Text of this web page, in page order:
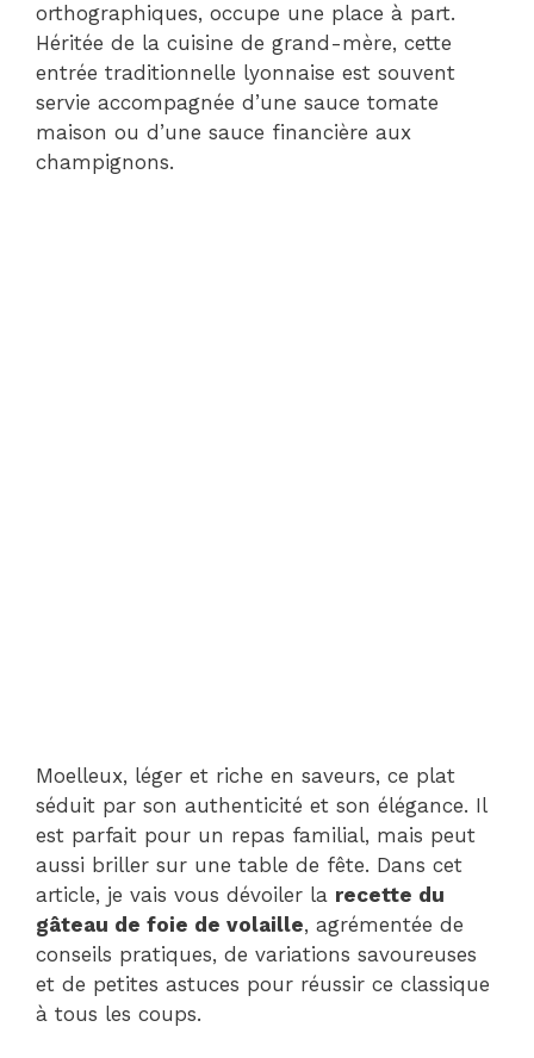
orthographiques, occupe une place à part.
Héritée de la cuisine de grand-mère, cette
entrée traditionnelle lyonnaise est souvent
servie accompagnée d’une sauce tomate
maison ou d’une sauce financière aux
champignons.
Moelleux, léger et riche en saveurs, ce plat
séduit par son authenticité et son élégance. Il
est parfait pour un repas familial, mais peut
aussi briller sur une table de fête. Dans cet
article, je vais vous dévoiler la recette du
gâteau de foie de volaille, agrémentée de
conseils pratiques, de variations savoureuses
et de petites astuces pour réussir ce classique
à tous les coups.